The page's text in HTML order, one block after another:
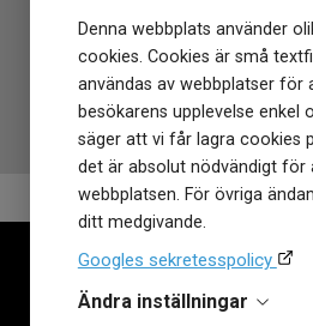
Denna webbplats använder
cookies. Cookies är små
användas av webbplatser för
besökarens upplevelse enkel
säger att vi får lagra cookies
det är absolut nödvändigt för
webbplatsen. För övriga
ditt medgivande.
Googles sekretesspolicy
Ändra inställningar
inte går av för hackor. Behöver du
ocksågratis i alla
funnits sedan 1972 på den